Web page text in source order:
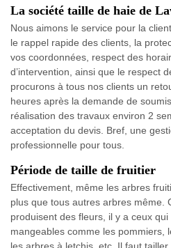
La société taille de haie de
Nous aimons le service pour la
le rappel rapide des clients, la
vos coordonnées, respect des
d’intervention, ainsi que le respect
procurons à tous nos clients un
heures après la demande de
réalisation des travaux environ 2
acceptation du devis. Bref, une
professionnelle pour tous.
Période de taille de fruitier
Effectivement, même les arbres
plus que tous autres arbres même.
produisent des fleurs, il y a ceux
mangeables comme les pommiers,